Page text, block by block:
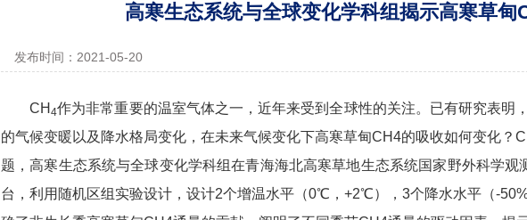
高寒生态系统与全球变化学科组揭示高寒草
发布时间：2021-05-20
CH 4作为非常重要的温室气体之一，近年来受到全球性的关注。已有研究表明
的气候变暖以及降水格局变化，在未来气候变化下高寒草甸CH4的吸收如何变化
题，高寒生态系统与全球变化学科组在青海海北高寒草地生态系统国家野外科学
台，利用随机区组实验设计，设计2个增温水平（0℃，+2℃），3个降水水平（-